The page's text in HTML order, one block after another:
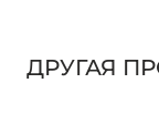
ДРУГАЯ